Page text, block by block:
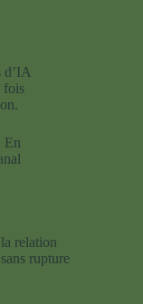
d’IA
fois
En
relation
rupture